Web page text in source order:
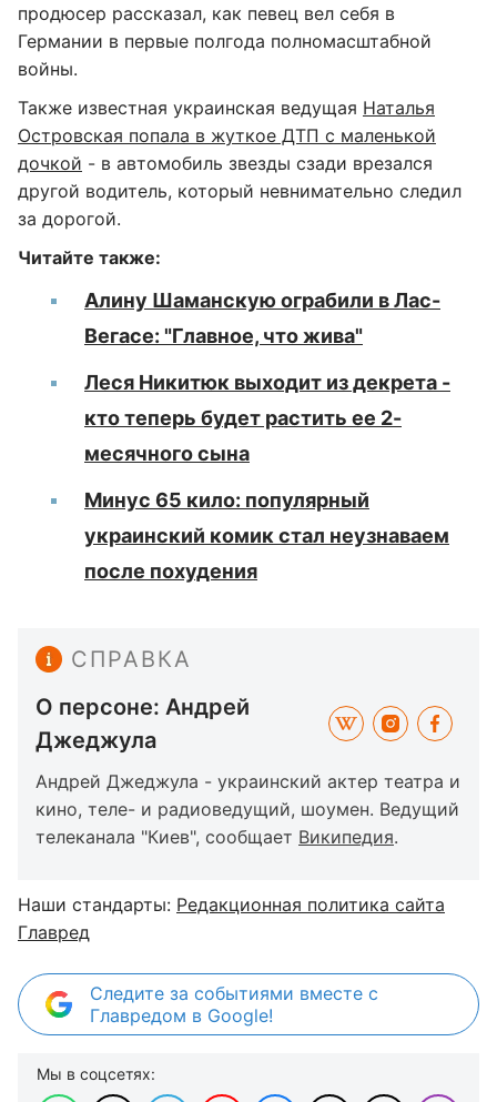
продюсер рассказал, как певец вел себя в
Германии в первые полгода полномасштабной
войны.
Также известная украинская ведущая Наталья
Островская попала в жуткое ДТП с маленькой
дочкой - в автомобиль звезды сзади врезался
другой водитель, который невнимательно следил
за дорогой.
Читайте также:
Алину Шаманскую ограбили в Лас-
Вегасе: "Главное, что жива"
Леся Никитюк выходит из декрета -
кто теперь будет растить ее 2-
месячного сына
Минус 65 кило: популярный
украинский комик стал неузнаваем
после похудения
СПРАВКА
О персоне: Андрей
Джеджула
Андрей Джеджула - украинский актер театра и
кино, теле- и радиоведущий, шоумен. Ведущий
телеканала "Киев", сообщает Википедия.
Наши стандарты: Редакционная политика сайта
Главред
Следите за событиями вместе с
Главредом в Google!
Мы в соцсетях: